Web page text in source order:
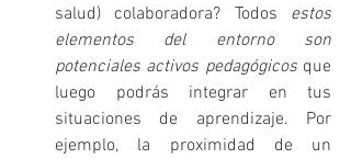
salud) colaboradora? Todos estos
elementos del entorno son
potenciales activos pedagógicos que
luego podrás integrar en tus
situaciones de aprendizaje. Por
ejemplo, la proximidad de un